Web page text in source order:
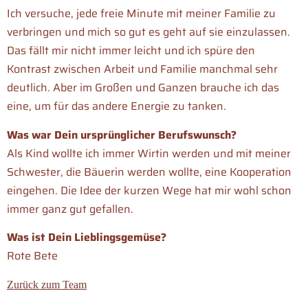
Ich versuche, jede freie Minute mit meiner Familie zu
verbringen und mich so gut es geht auf sie einzulassen.
Das fällt mir nicht immer leicht und ich spüre den
Kontrast zwischen Arbeit und Familie manchmal sehr
deutlich. Aber im Großen und Ganzen brauche ich das
eine, um für das andere Energie zu tanken.
Was war Dein ursprünglicher Berufswunsch?
Als Kind wollte ich immer Wirtin werden und mit meiner
Schwester, die Bäuerin werden wollte, eine Kooperation
eingehen. Die Idee der kurzen Wege hat mir wohl schon
immer ganz gut gefallen.
Was ist Dein Lieblingsgemüse?
Rote Bete
Zurück zum Team